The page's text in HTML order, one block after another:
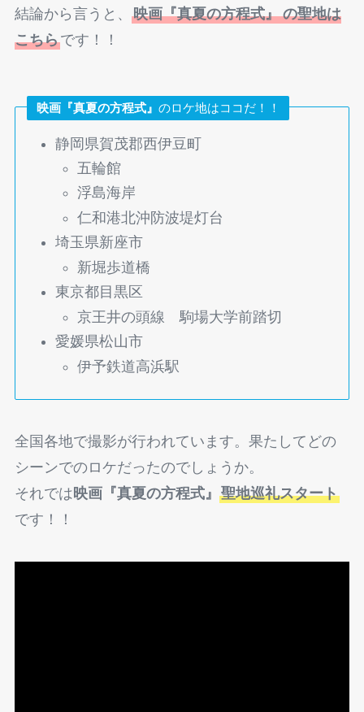
結論から言うと、 映画『真夏の方程式』 の聖地は
こちらです！！
映画『真夏の方程式』 のロケ地はココだ！！
静岡県賀茂郡西伊豆町
五輪館
浮島海岸
仁和港北沖防波堤灯台
埼玉県新座市
新堀歩道橋
東京都目黒区
京王井の頭線 駒場大学前踏切
愛媛県松山市
伊予鉄道高浜駅
全国各地で撮影が行われています。果たしてどの
シーンでのロケだったのでしょうか。
それでは映画『真夏の方程式』 聖地巡礼スタート
です！！